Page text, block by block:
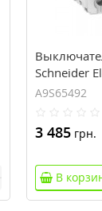
Schneider
4 полюса,
A9S65492
3 485грн.
В